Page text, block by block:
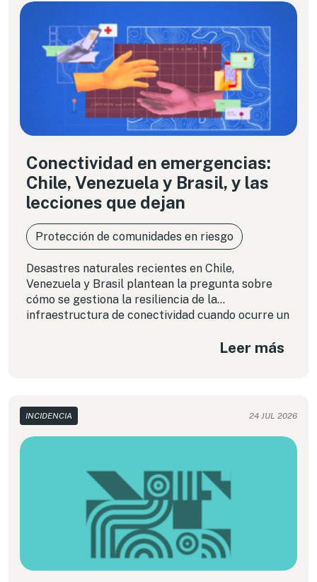
Conectividad en emergencias:
Chile, Venezuela y Brasil, y las
lecciones que dejan
Protección de comunidades en riesgo
Desastres naturales recientes en Chile,
Venezuela y Brasil plantean la pregunta sobre
cómo se gestiona la resiliencia de la
infraestructura de conectividad cuando ocurre un
Leer más
INCIDENCIA 24 JUL 2026